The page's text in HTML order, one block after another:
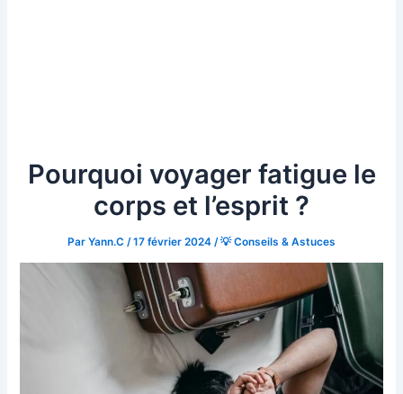
Pourquoi voyager fatigue le
corps et l’esprit ?
Par Yann.C /17 février 2024 /💡 Conseils & Astuces